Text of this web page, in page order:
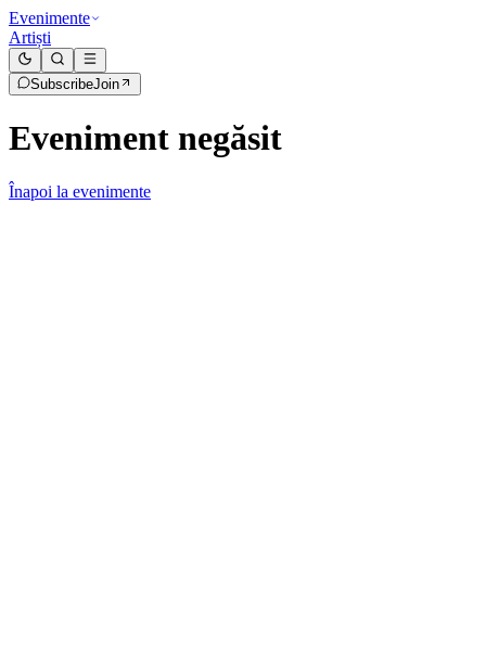
Evenimente
Artiști
SubscribeJoin
Eveniment negăsit
Înapoi la evenimente